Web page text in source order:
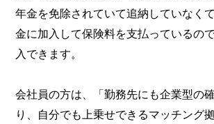
年金を免除されていて追納していなく
金に加入して保険料を支払っているの
入できます。
会社員の方は、「勤務先にも企業型の
り、自分でも上乗せできるマッチング